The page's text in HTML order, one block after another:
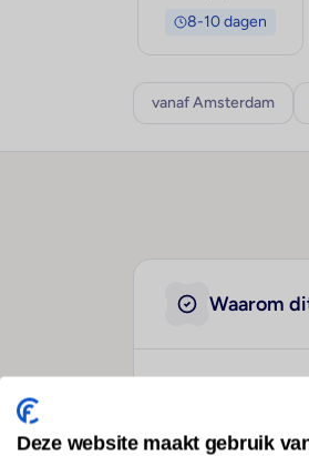
8-10 dagen
vanaf Amsterdam
Waarom
5-sterren
Deze website maakt gebruik